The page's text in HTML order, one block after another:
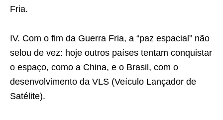
Fria.
IV. Com o fim da Guerra Fria, a “paz espacial” não
selou de vez: hoje outros países tentam conquistar
o espaço, como a China, e o Brasil, com o
desenvolvimento da VLS (Veículo Lançador de
Satélite).